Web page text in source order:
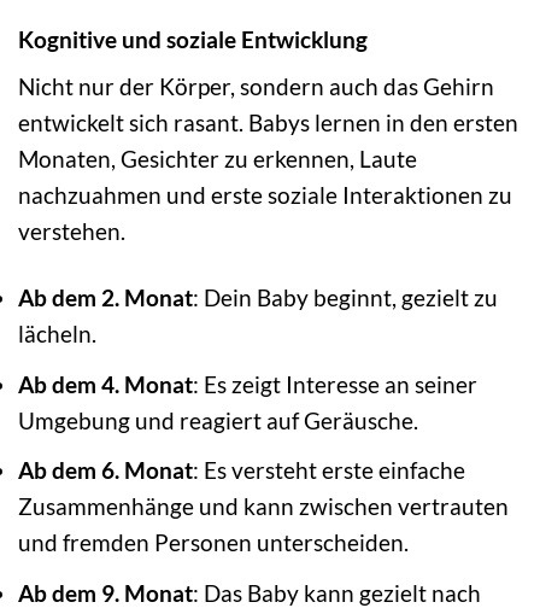
Kognitive und soziale Entwicklung
Nicht nur der Körper, sondern auch das Gehirn
entwickelt sich rasant. Babys lernen in den ersten
Monaten, Gesichter zu erkennen, Laute
nachzuahmen und erste soziale Interaktionen zu
verstehen.
Ab dem 2. Monat: Dein Baby beginnt, gezielt zu
lächeln.
Ab dem 4. Monat: Es zeigt Interesse an seiner
Umgebung und reagiert auf Geräusche.
Ab dem 6. Monat: Es versteht erste einfache
Zusammenhänge und kann zwischen vertrauten
und fremden Personen unterscheiden.
Ab dem 9. Monat: Das Baby kann gezielt nach